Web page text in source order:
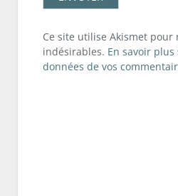
Ce site utilise Akismet pour
indésirables. En savoir
données de vos